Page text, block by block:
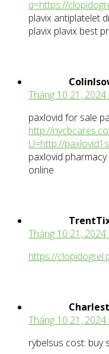
q=https://
plavix antiplatelet
plavix plavix best
Tháng 10 21,
paxlovid for sale
http://
U=http://
paxlovid
online
Tháng 10 21,
https://
Tháng 10 21,
rybelsus cost: buy